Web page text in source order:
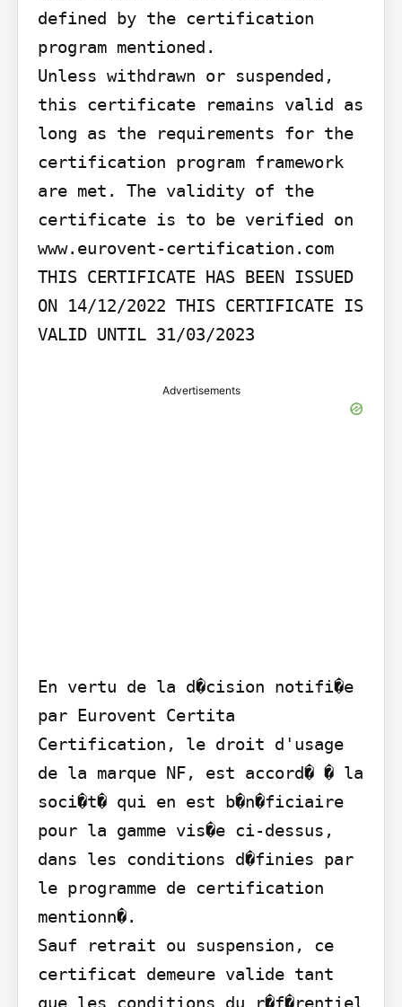
defined by the certification
program mentioned.
Unless withdrawn or suspended,
this certificate remains valid as
long as the requirements for the
certification program framework
are met. The validity of the
certificate is to be verified on
www.eurovent-certification.com
THIS CERTIFICATE HAS BEEN ISSUED
ON 14/12/2022 THIS CERTIFICATE IS
VALID UNTIL 31/03/2023
Advertisements
En vertu de la d�cision notifi�e
par Eurovent Certita
Certification, le droit d'usage
de la marque NF, est accord� � la
soci�t� qui en est b�n�ficiaire
pour la gamme vis�e ci-dessus,
dans les conditions d�finies par
le programme de certification
mentionn�.
Sauf retrait ou suspension, ce
certificat demeure valide tant
que les conditions du r�f�rentiel